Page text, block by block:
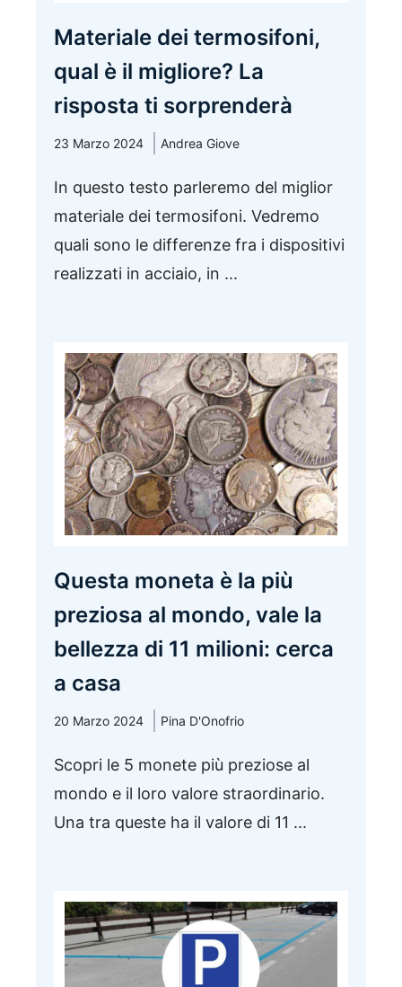
Materiale dei termosifoni,
qual è il migliore? La
risposta ti sorprenderà
23 Marzo 2024 Andrea Giove
In questo testo parleremo del miglior
materiale dei termosifoni. Vedremo
quali sono le differenze fra i dispositivi
realizzati in acciaio, in ...
Questa moneta è la più
preziosa al mondo, vale la
bellezza di 11 milioni: cerca
a casa
20 Marzo 2024 Pina D'Onofrio
Scopri le 5 monete più preziose al
mondo e il loro valore straordinario.
Una tra queste ha il valore di 11 ...